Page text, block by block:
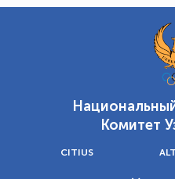
Комитет
CITIUS